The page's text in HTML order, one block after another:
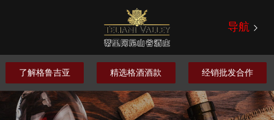
导航
了解格鲁吉亚 精选格酒酒款 经销批发合作